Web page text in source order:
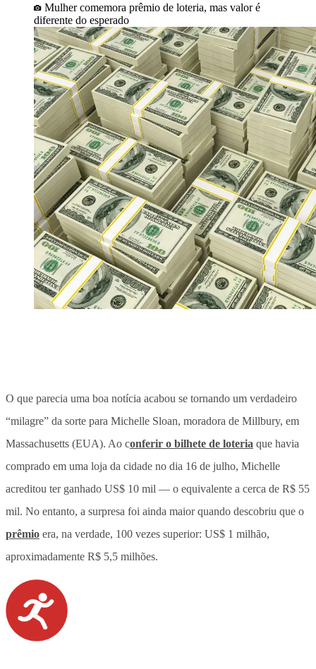
Mulher comemora prêmio de loteria, mas valor é
diferente do esperado
O que parecia uma boa notícia acabou se tornando um verdadeiro
“milagre” da sorte para Michelle Sloan, moradora de Millbury, em
Massachusetts (EUA). Ao conferir o bilhete de loteria que havia
comprado em uma loja da cidade no dia 16 de julho, Michelle
acreditou ter ganhado US$ 10 mil — o equivalente a cerca de R$ 55
mil. No entanto, a surpresa foi ainda maior quando descobriu que o
prêmio era, na verdade, 100 vezes superior: US$ 1 milhão,
aproximadamente R$ 5,5 milhões.